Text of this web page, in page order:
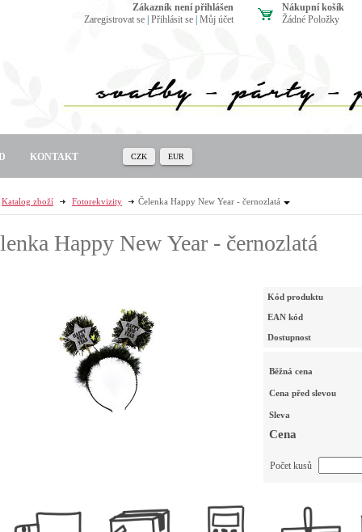
Katalog zboží Fotorekvizity Čelenka Happy New Year - černozlatá
Happy New Year - černozlatá
Kód produktu
EAN kód
Dostupnost
Běžná cena
Cena před slevou
Sleva
Cena
Počet kusů
Nákupní košík
Žádné Položky
zákazník není přihlášen
Zaregistrovat se Přihlásit se Můj účet
KONTAKT CZK EUR